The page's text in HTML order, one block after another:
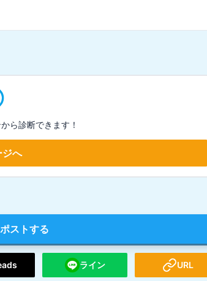
ら診断できます！
へ
ストする
ライン URL